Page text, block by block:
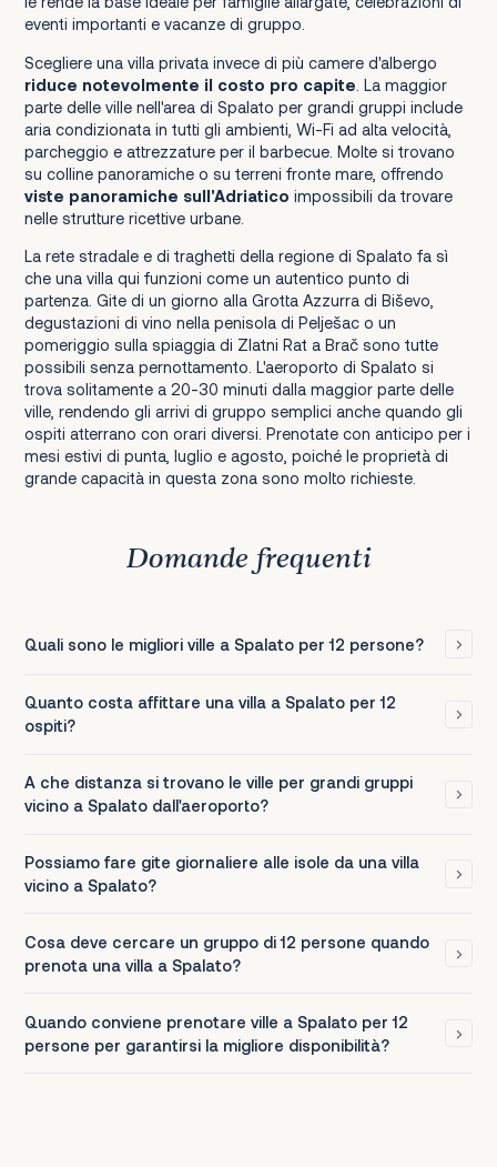
eventi importanti e vacanze di gruppo.
Scegliere una villa privata invece di più camere d'albergo
riduce notevolmente il costo pro capite . La maggior
parte delle ville nell'area di Spalato per grandi gruppi include
aria condizionata in tutti gli ambienti, Wi-Fi ad alta velocità,
parcheggio e attrezzature per il barbecue. Molte si trovano
su colline panoramiche o su terreni fronte mare, offrendo
viste panoramiche sull'Adriatico impossibili da trovare
nelle strutture ricettive urbane.
La rete stradale e di traghetti della regione di Spalato fa sì
che una villa qui funzioni come un autentico punto di
partenza. Gite di un giorno alla Grotta Azzurra di Biševo,
degustazioni di vino nella penisola di Pelješac o un
pomeriggio sulla spiaggia di Zlatni Rat a Brač sono tutte
possibili senza pernottamento. L'aeroporto di Spalato si
trova solitamente a 20-30 minuti dalla maggior parte delle
ville, rendendo gli arrivi di gruppo semplici anche quando gli
ospiti atterrano con orari diversi. Prenotate con anticipo per i
mesi estivi di punta, luglio e agosto, poiché le proprietà di
grande capacità in questa zona sono molto richieste.
Domande frequenti
Quali sono le migliori ville a Spalato per 12 persone?
Quanto costa affittare una villa a Spalato per 12
ospiti?
A che distanza si trovano le ville per grandi gruppi
vicino a Spalato dall'aeroporto?
Possiamo fare gite giornaliere alle isole da una villa
vicino a Spalato?
Cosa deve cercare un gruppo di 12 persone quando
prenota una villa a Spalato?
Quando conviene prenotare ville a Spalato per 12
persone per garantirsi la migliore disponibilità?